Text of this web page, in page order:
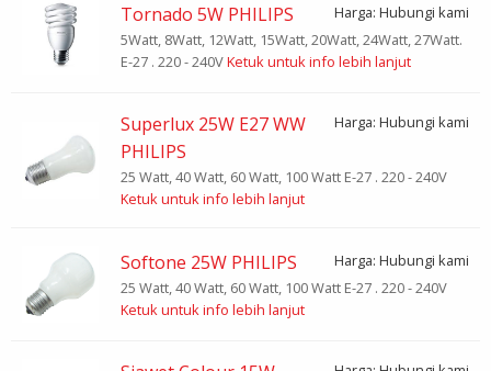
Tornado 5W PHILIPS
Harga: Hubungi kami
5Watt, 8Watt, 12Watt, 15Watt, 20Watt, 24Watt, 27Watt.
E-27 . 220 - 240VKetuk untuk info lebih lanjut
Superlux 25W E27 WW
PHILIPS
Harga: Hubungi kami
25 Watt, 40 Watt, 60 Watt, 100 Watt E-27 . 220 - 240V
Ketuk untuk info lebih lanjut
Softone 25W PHILIPS
Harga: Hubungi kami
25 Watt, 40 Watt, 60 Watt, 100 Watt E-27 . 220 - 240V
Ketuk untuk info lebih lanjut